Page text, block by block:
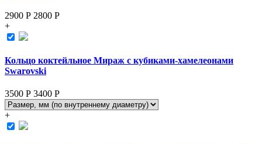
2900 Р 2800 Р
+
Кольцо коктейльное Мираж с кубиками-хамелеонами
Swarovski
3500 Р 3400 Р
+